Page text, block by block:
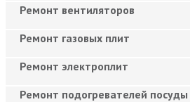
Ремонт вентиляторов
Ремонт газовых плит
Ремонт электроплит
Ремонт подогревателей посуды